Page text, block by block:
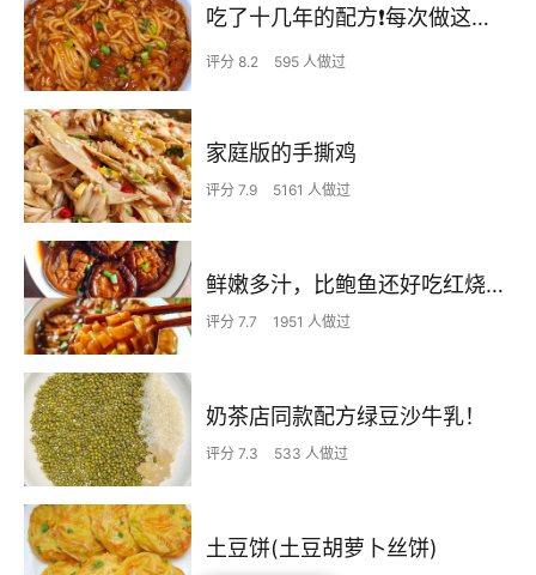
吃了十几年的配方❗️每次做这至少吃2碗
评分 8.2 595 人做过
家庭版的手撕鸡
评分 7.9 5161 人做过
鲜嫩多汁，比鲍鱼还好吃红烧香菇
评分 7.7 1951 人做过
奶茶店同款配方绿豆沙牛乳！
评分 7.3 533 人做过
土豆饼(土豆胡萝卜丝饼)